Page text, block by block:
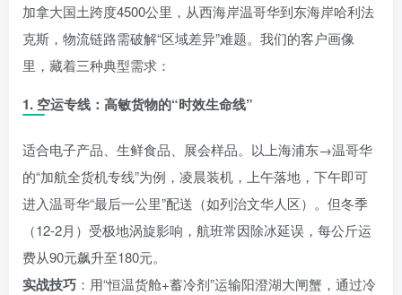
加拿大国土跨度4500公里，从西海岸温哥华到东海岸哈利法
克斯，物流链路需破解“区域差异”难题。我们的客户画像
里，藏着三种典型需求：
1. 空运专线：高敏货物的“时效生命线”
适合电子产品、生鲜食品、展会样品。以上海浦东→温哥华
的“加航全货机专线”为例，凌晨装机，上午落地，下午即可
进入温哥华“最后一公里”配送（如列治文华人区）。但冬季
（12-2月）受极地涡旋影响，航班常因除冰延误，每公斤运
费从90元飙升至180元。
实战技巧 ：用“恒温货舱+蓄冷剂”运输阳澄湖大闸蟹，通过冷